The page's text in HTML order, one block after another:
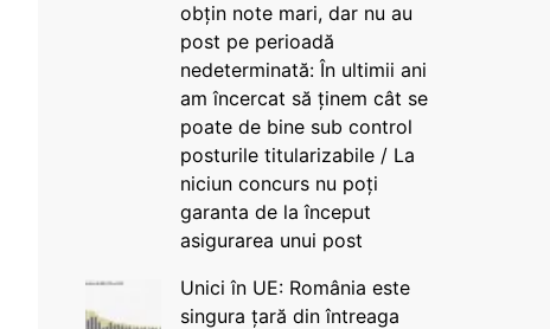
obțin note mari, dar nu au
post pe perioadă
nedeterminată: În ultimii ani
am încercat să ținem cât se
poate de bine sub control
posturile titularizabile / La
niciun concurs nu poți
garanta de la început
asigurarea unui post
Unici în UE: România este
singura țară din întreaga